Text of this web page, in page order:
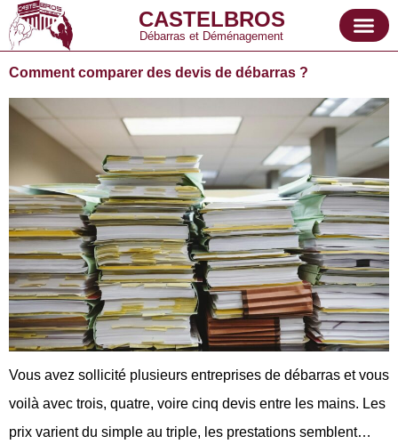
CASTELBROS
Débarras et Déménagement
Comment comparer des devis de débarras ?
Vous avez sollicité plusieurs entreprises de débarras et vous
voilà avec trois, quatre, voire cinq devis entre les mains. Les
prix varient du simple au triple, les prestations semblent…